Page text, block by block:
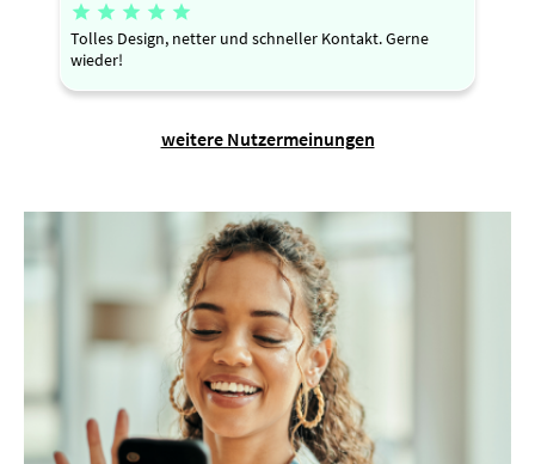
    
Tolles Design, netter und schneller Kontakt. Gerne
wieder!
weitere Nutzermeinungen